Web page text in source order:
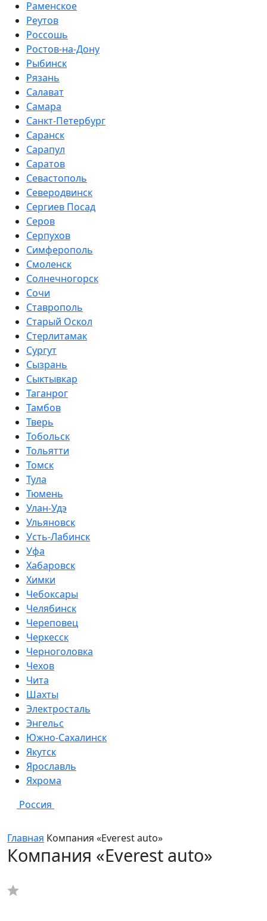
Раменское
Реутов
Россошь
Ростов-на-Дону
Рыбинск
Рязань
Салават
Самара
Санкт-Петербург
Саранск
Сарапул
Саратов
Севастополь
Северодвинск
Сергиев Посад
Серов
Серпухов
Симферополь
Смоленск
Солнечногорск
Сочи
Ставрополь
Старый Оскол
Стерлитамак
Сургут
Сызрань
Сыктывкар
Таганрог
Тамбов
Тверь
Тобольск
Тольятти
Томск
Тула
Тюмень
Улан-Удэ
Ульяновск
Усть-Лабинск
Уфа
Хабаровск
Химки
Чебоксары
Челябинск
Череповец
Черкесск
Черноголовка
Чехов
Чита
Шахты
Электросталь
Энгельс
Южно-Сахалинск
Якутск
Ярославль
Яхрома
Россия
Главная Компания «Everest auto»
Компания «Everest auto»